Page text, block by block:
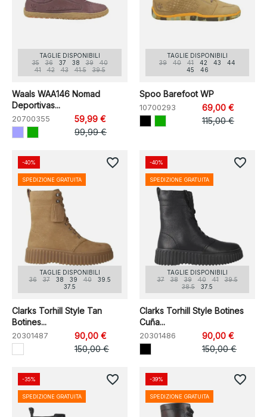
TAGLIE DISPONIBILI
35
36 37 38 39
40
41
42 43 41.5 39.5
Waals WAA146 Nomad
Deportivas...
20700355
59,99 €
99,99 €
TAGLIE DISPONIBILI
39
40 41 42 43
44
45
46
Spoo Barefoot WP
10700293
69,00 €
115,00 €
TAGLIE DISPONIBILI
36
37 38 39 40
39.5
37.5
Clarks Torhill Style Tan
Botines...
20301487
90,00 €
150,00 €
-40%
SPEDIZIONE GRATUITA
favorite_border
TAGLIE DISPONIBILI
37
38 39 40 41
39.5
38.5
37.5
Clarks Torhill Style Botines
Cuña...
20301486
90,00 €
150,00 €
-40%
SPEDIZIONE GRATUITA
favorite_border
-35%
SPEDIZIONE GRATUITA
favorite_border -39%
SPEDIZIONE GRATUITA
favorite_border